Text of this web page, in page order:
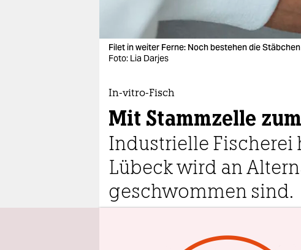
veranstaltungen
fragen & hilfe
abo
Filet in weiter Ferne: Noch bestehen die
Foto: Lia Darjes
In-vitro-Fisch
Mit Stammzelle
Industrielle Fischerei
Lübeck wird an
geschwommen sind.